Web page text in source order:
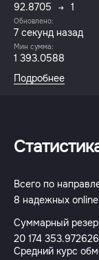
92.8705 1
Обновлено:
8 секунд назад
Мин сумма:
1 393.0588
Подробнее
Всего по
8 надежных
Суммарный
20 174
Средний курс